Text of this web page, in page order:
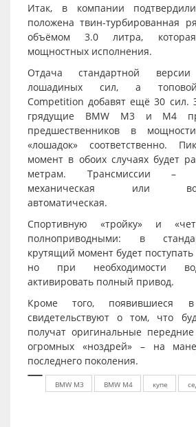
Итак, в компании
положена твин-турбированная
объёмом 3.0 литра,
мощностных исполнения.
Отдача стандартной
лошадиных сил, а
Competition добавят ещё 30 сил.
грядущие BMW M3 и M4
предшественников в
«лошадок» соответственно.
момент в обоих случаях будет
метрам. Трансмиссии –
механическая или
автоматическая.
Спортивную «тройку» и
полноприводными: в
крутящий момент будет поступать
но при необходимости
активировать полный привод.
Кроме того, появившиеся
свидетельствуют о том, что
получат оригинальные
огромных «ноздрей» – на
последнего поколения.
BMW M3 BMW M4 купе